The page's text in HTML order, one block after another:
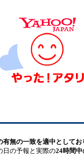
無の一致を適中としてお
の予報と実際の24時間中